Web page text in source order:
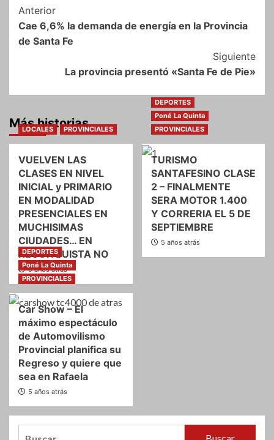
Navegación
de
entradas
Anterior
Cae 6,6% la demanda de energía en la Provincia
de Santa Fe
Siguiente
La provincia presentó «Santa Fe de Pie»
Más historias
LOCALES PROVINCIALES
VUELVEN LAS
CLASES EN NIVEL
INICIAL y PRIMARIO
EN MODALIDAD
PRESENCIALES EN
MUCHISIMAS
CIUDADES… EN
RECONQUISTA NO
5 años atrás
DEPORTES
Poné La Quinta
PROVINCIALES
TURISMO
SANTAFESINO CLASE
2 – FINALMENTE
SERA MOTOR 1.400
Y CORRERIA EL 5 DE
SEPTIEMBRE
5 años atrás
DEPORTES
Poné La Quinta
PROVINCIALES
Car Show – El
máximo espectáculo
de Automovilismo
Provincial planifica su
Regreso y quiere que
sea en Rafaela
5 años atrás